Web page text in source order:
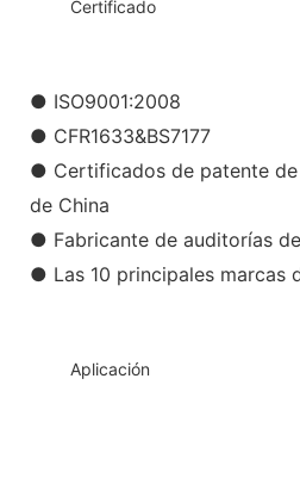
Certificado
● ISO9001:2008
● CFR1633&BS7177
● Certificados de patente
de China
● Fabricante de auditorías
● Las 10 principales marcas
Aplicación